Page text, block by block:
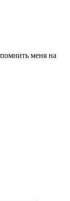
меня на